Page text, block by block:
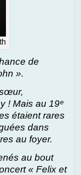
de
».
! Mais au 19ᵉ
étaient rares
dans
au foyer.
au bout
« Felix et